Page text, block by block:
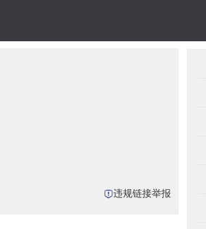
违规链接举报